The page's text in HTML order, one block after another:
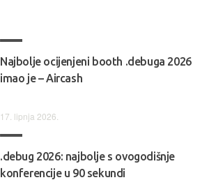
Najbolje ocijenjeni booth .debuga 2026
imao je – Aircash
17. lipnja 2026.
.debug 2026: najbolje s ovogodišnje
konferencije u 90 sekundi